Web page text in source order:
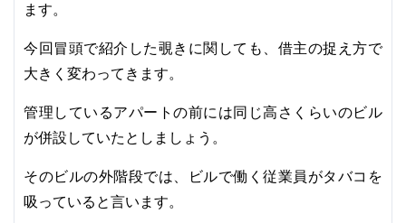
ます。
今回冒頭で紹介した覗きに関しても、借主の捉え方で
大きく変わってきます。
管理しているアパートの前には同じ高さくらいのビル
が併設していたとしましょう。
そのビルの外階段では、ビルで働く従業員がタバコを
吸っていると言います。